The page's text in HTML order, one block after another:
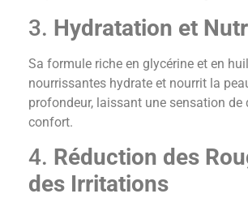
3. Hydratation et
Sa formule riche en glycérine et en
nourrissantes hydrate et nourrit la
profondeur, laissant une sensation de
confort.
4. Réduction des
des Irritations